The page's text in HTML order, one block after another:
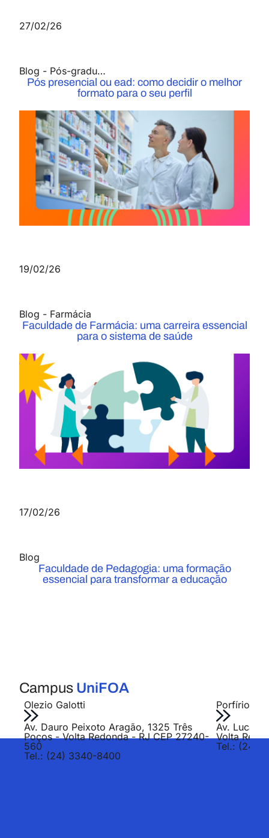
27/02/26
Blog - Pós-graduação
Pós presencial ou ead: como decidir o melhor
formato para o seu perfil
19/02/26
Blog - Farmácia
Faculdade de Farmácia: uma carreira essencial
para o sistema de saúde
17/02/26
Blog
Faculdade de Pedagogia: uma formação
essencial para transformar a educação
Campus UniFOA
Olezio Galotti
Av. Dauro Peixoto Aragão, 1325 Três
Poços - Volta Redonda - RJ CEP 27240-
560
Tel.: (24) 3340-8400
Porfírio
Av. Lucas
Volta
Tel.: (24)